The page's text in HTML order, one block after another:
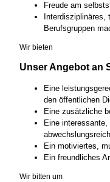
Freude am
Interdisziplinäres,
Berufsgruppen
Wir bieten
Unser Angebot an
Eine
den öffentlichen
Eine zusätzliche
Eine
Ein motiviertes,
Ein freundliches
Wir bitten um